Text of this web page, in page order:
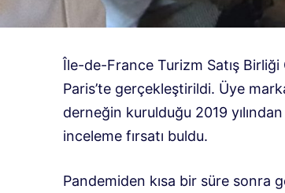
Île-de-France Turizm Satış Birliği
Paris’te gerçekleştirildi. Üye
derneğin kurulduğu 2019
inceleme fırsatı buldu.
Pandemiden kısa bir süre sonra